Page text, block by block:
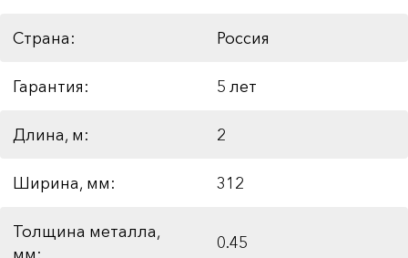
Страна: Россия
Гарантия: 5 лет
Длина, м: 2
Ширина, мм: 312
Толщина металла,
мм:
0.45